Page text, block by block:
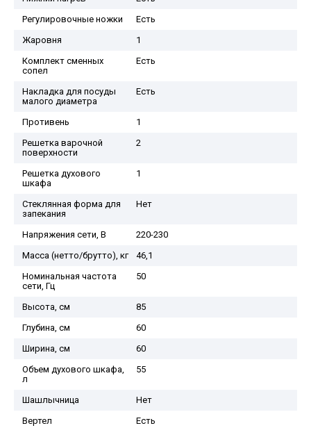
Регулировочные ножки
Есть
Жаровня
1
Комплект сменных
сопел
Есть
Накладка для посуды
малого диаметра
Есть
Противень
1
Решетка варочной
поверхности
2
Решетка духового
шкафа
1
Стеклянная форма для
запекания
Нет
Напряжения сети, В
220-230
Масса (нетто/брутто), кг
46,1
Номинальная частота
сети, Гц
50
Высота, см
85
Глубина, см
60
Ширина, см
60
Объем духового шкафа,
л
55
Шашлычница
Нет
Вертел
Есть